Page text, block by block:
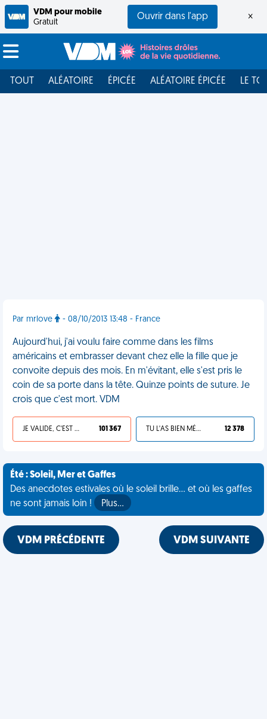
VDM pour mobile
Gratuit
Ouvrir dans l'app ×
TOUT ALÉATOIRE ÉPICÉE ALÉATOIRE ÉPICÉE LE
Par mrlove - 08/10/2013 13:48 - France
Aujourd'hui, j'ai voulu faire comme dans les films
américains et embrasser devant chez elle la fille que je
convoite depuis des mois. En m'évitant, elle s'est pris le
coin de sa porte dans la tête. Quinze points de suture. Je
crois que c'est mort. VDM
JE VALIDE, C'EST UNE VDM 101 367 TU L'AS BIEN MÉRITÉ 12 378
Été : Soleil, Mer et Gaffes
Des anecdotes estivales où le soleil brille... et où les gaffes
ne sont jamais loin !
Plus…
VDM PRÉCÉDENTE VDM SUIVANTE